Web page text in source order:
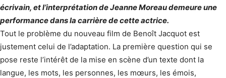
écrivain, et l’interprétation de Jeanne Moreau demeure une
performance dans la carrière de cette actrice.
Tout le problème du nouveau film de Benoît Jacquot est
justement celui de l’adaptation. La première question qui se
pose reste l’intérêt de la mise en scène d’un texte dont la
langue, les mots, les personnes, les mœurs, les émois,